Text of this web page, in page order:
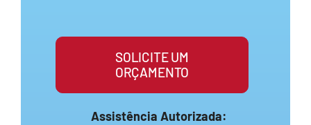
SOLICITE UM
ORÇAMENTO
Assistência Autorizada: